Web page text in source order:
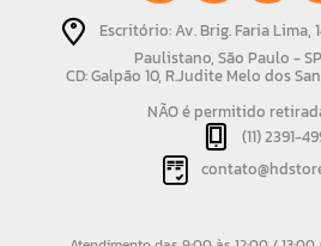
Escritório: Av. Brig. Faria Lima,
Paulistano, São Paulo -
CD: Galpão 10, R.Judite Melo dos
NÃO é permitido
(11) 2391-